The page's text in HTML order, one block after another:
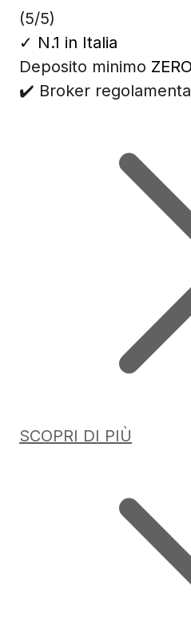
(5/5)
✓ N.1 in Italia
Deposito minimo ZERO
✔️ Broker
SCOPRI DI PIÙ